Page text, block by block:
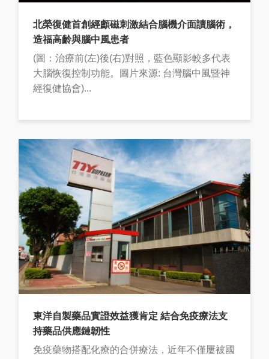
北榮復健首創經顱磁刺激結合腦機介面讀腦術，
造福高齡與腦中風患者
(圖：治療前(左)後(右)對照，藍色顯影較多代表
大腦恢復控制功能。圖片來源: 台灣腦中風暨神
經復健協會)...
東洋自製藥品實證效益獲肯定 結合免疫療法支
持藥品供應鏈韌性
免疫藥物搭配化療的合併療法，近年不僅屢被國